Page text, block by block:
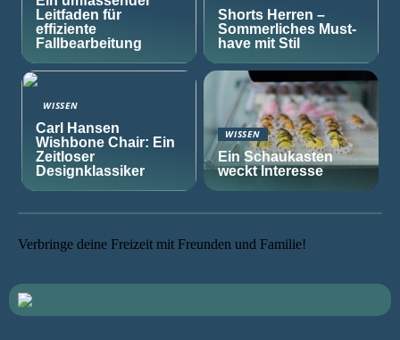
Leitfaden für
effiziente
Fallbearbeitung
Shorts Herren –
Sommerliches Must-
have mit Stil
WISSEN
Carl Hansen
Wishbone Chair: Ein
Zeitloser
Designklassiker
WISSEN
Ein Schaukasten
weckt Interesse
Verbringe deine Freizeit mit Freunden und Familie!